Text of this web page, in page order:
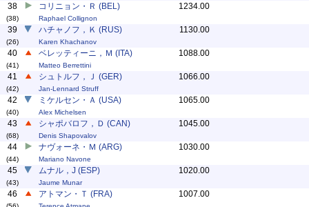
38
(38)
コリニョン・Ｒ (BEL)
Raphael Collignon
1234.00
39
(26)
ハチャノフ，Ｋ (RUS)
Karen Khachanov
1130.00
40
(41)
ベレッティーニ，Ｍ (ITA)
Matteo Berrettini
1088.00
41
(42)
シュトルフ，Ｊ (GER)
Jan-Lennard Struff
1066.00
42
(40)
ミケルセン・Ａ (USA)
Alex Michelsen
1065.00
43
(68)
シャポバロフ，Ｄ (CAN)
Denis Shapovalov
1045.00
44
(44)
ナヴォーネ・Ｍ (ARG)
Mariano Navone
1030.00
45
(43)
ムナル，J (ESP)
Jaume Munar
1020.00
46 アトマン・Ｔ (FRA) 1007.00